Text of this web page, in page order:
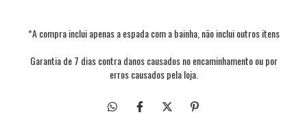
*A compra inclui apenas a espada com a bainha, não inclui outros itens
Garantia de 7 dias contra danos causados no encaminhamento ou por
erros causados pela loja.